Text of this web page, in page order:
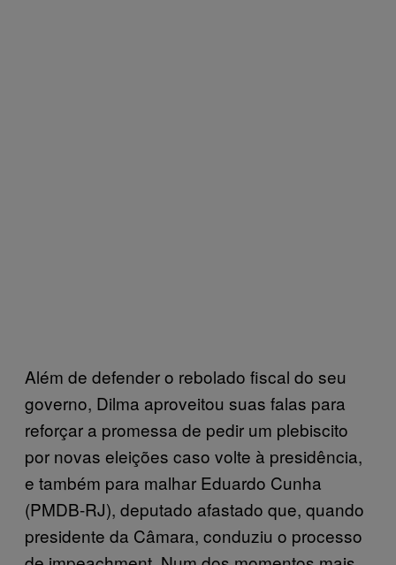
Além de defender o rebolado fiscal do seu
governo, Dilma aproveitou suas falas para
reforçar a promessa de pedir um plebiscito
por novas eleições caso volte à presidência,
e também para malhar Eduardo Cunha
(PMDB-RJ), deputado afastado que, quando
presidente da Câmara, conduziu o processo